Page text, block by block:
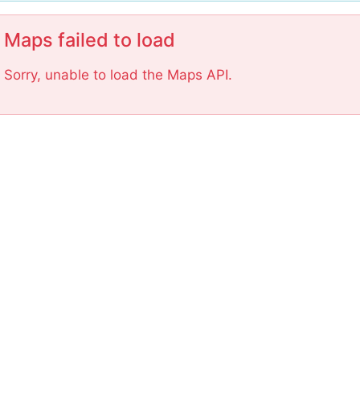
.
Maps failed to load
Sorry, unable to load the Maps API.